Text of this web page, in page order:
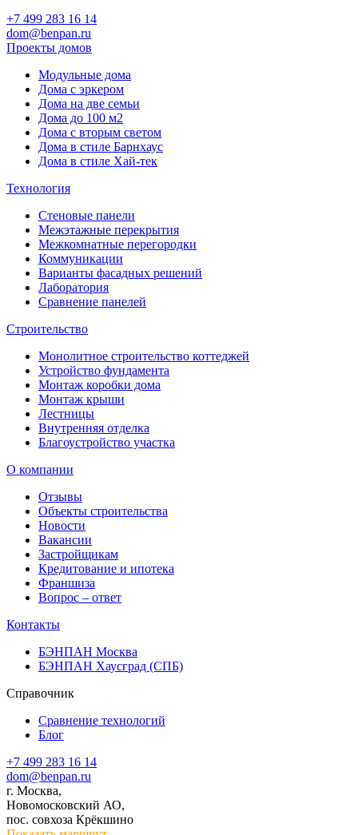
+7 499 283 16 14
dom@benpan.ru
Проекты домов
Модульные дома
Дома с эркером
Дома на две семьи
Дома до 100 м2
Дома с вторым светом
Дома в стиле Барнхаус
Дома в стиле Хай-тек
Технология
Стеновые панели
Межэтажные перекрытия
Межкомнатные перегородки
Коммуникации
Варианты фасадных решений
Лаборатория
Сравнение панелей
Строительство
Монолитное строительство коттеджей
Устройство фундамента
Монтаж коробки дома
Монтаж крыши
Лестницы
Внутренняя отделка
Благоустройство участка
О компании
Отзывы
Объекты строительства
Новости
Вакансии
Застройщикам
Кредитование и ипотека
Франшиза
Вопрос – ответ
Контакты
БЭНПАН Москва
БЭНПАН Хаусград (СПБ)
Справочник
Сравнение технологий
Блог
+7 499 283 16 14
dom@benpan.ru
г. Москва,
Новомосковский АО,
пос. совхоза Крёкшино